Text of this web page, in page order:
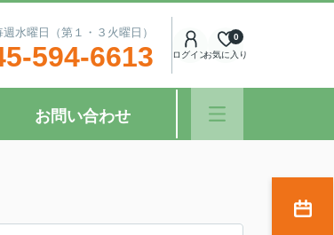
水曜日（第１・３火曜日）
594-6613 ログインお気に入り
0
お問い合わせ